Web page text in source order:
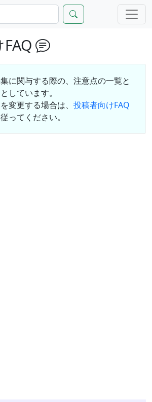
に関与する際の、注意点の一覧と
しています。
変更する場合は、 投稿者向けFAQ
ってください。